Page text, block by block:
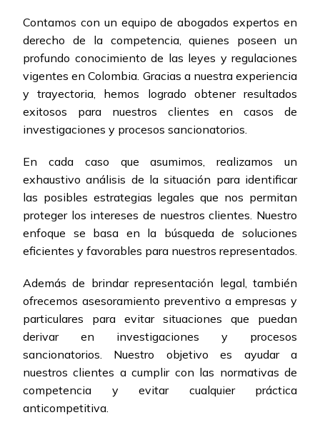
Contamos con un equipo de abogados expertos en
derecho de la competencia, quienes poseen un
profundo conocimiento de las leyes y regulaciones
vigentes en Colombia. Gracias a nuestra experiencia
y trayectoria, hemos logrado obtener resultados
exitosos para nuestros clientes en casos de
investigaciones y procesos sancionatorios.
En cada caso que asumimos, realizamos un
exhaustivo análisis de la situación para identificar
las posibles estrategias legales que nos permitan
proteger los intereses de nuestros clientes. Nuestro
enfoque se basa en la búsqueda de soluciones
eficientes y favorables para nuestros representados.
Además de brindar representación legal, también
ofrecemos asesoramiento preventivo a empresas y
particulares para evitar situaciones que puedan
derivar en investigaciones y procesos
sancionatorios. Nuestro objetivo es ayudar a
nuestros clientes a cumplir con las normativas de
competencia y evitar cualquier práctica
anticompetitiva.